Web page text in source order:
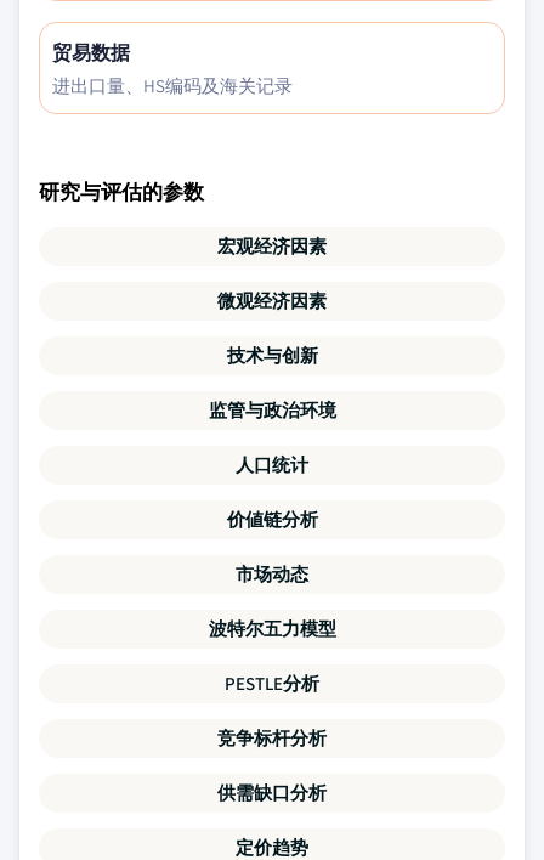
贸易数据
进出口量、HS编码及海关记录
研究与评估的参数
宏观经济因素
微观经济因素
技术与创新
监管与政治环境
人口统计
价値链分析
市场动态
波特尔五力模型
PESTLE分析
竞争标杆分析
供需缺口分析
定价趋势